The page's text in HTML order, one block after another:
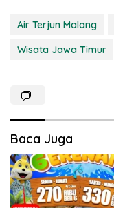
Air Terjun Malang
Wisata Jawa Timur
Baca Juga